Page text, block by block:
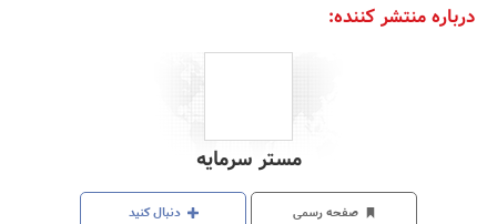
درباره منتشر کننده:
مستر سرمایه
صفحه رسمی دنبال کنید